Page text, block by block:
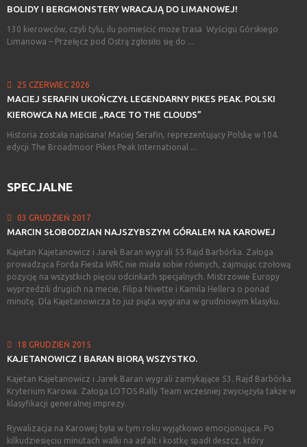
BOLIDY I BERGMONSTERY WRACAJĄ DO LIMANOWEJ!
130 kierowców, czyli tylu, ilu pomieścić może trasa Wyścigu Górskiego
Limanowa – Przełęcz pod Ostrą zgłosiło się do ...
25 CZERWIEC 2026
MACIEJ SERAFIN UKOŃCZYŁ LEGENDARNY PIKES PEAK. POLSKI
KIEROWCA NA MECIE „RACE TO THE CLOUDS”
Historia została napisana! Maciej Serafin, reprezentujący Polskę w 104.
edycji The Broadmoor Pikes Peak International ...
SPECJALNE
03 GRUDZIEŃ 2017
MARCIN SŁOBODZIAN NAJSZYBSZYM GÓRALEM NA KAROWEJ
Kajetan Kajetanowicz i Jarek Baran wygrali 55 Rajd Barbórka. Załoga
prowadząca Forda Fiesta WRC nie miała sobie równych, zajmując czołową
pozycję na wszystkich pięciu odcinkach specjalnych. Mistrzowie Europy
wyprzedzili drugich na mecie, Filipa Nivette i Kamila Hellera o ponad
minutę. Dla Kajetanowicza to już piąta wygrana w grudniowym klasyku.
18 GRUDZIEŃ 2015
KAJETANOWICZ I BARAN BIORĄ WSZYSTKO.
Kajetan Kajetanowicz i Jarek Baran wygrali zamykające 53. Rajd Barbórka
Kryterium Karowa. Załoga LOTOS Rally Team wcześniej zwyciężyła także w
klasyfikacji generalnej imprezy.
Rywalizacja na Karowej była w tym roku wyjątkowo emocjonująca. Po
kilkudziesięciu minutach walki na asfalt i kostkę spadł deszcz, który